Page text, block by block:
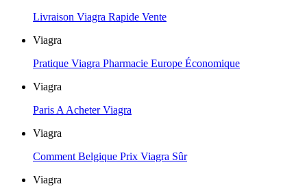
Livraison Viagra Rapide Vente
Viagra
Pratique Viagra Pharmacie Europe Économique
Viagra
Paris A Acheter Viagra
Viagra
Comment Belgique Prix Viagra Sûr
Viagra